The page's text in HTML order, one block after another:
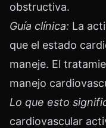
obstructiva.
Guía clínica: La
que el estado
maneje. El
manejo
Lo que esto
cardiovascular